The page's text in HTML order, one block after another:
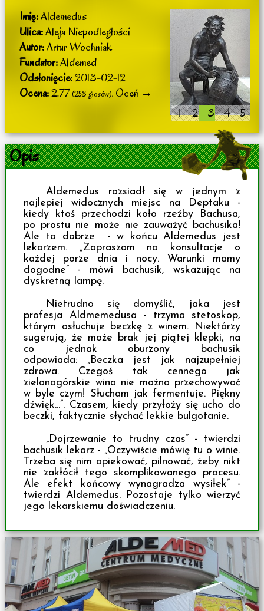
1 2 3 4 5
Imię:Aldemedus
Ulica:Aleja Niepodległości
Autor:Artur Wochniak
Fundator:Aldemed
Odsłonięcie:2013-02-12
Ocena:2.77(253 głosów). Oceń →
Opis
Aldemedus rozsiadł się w jednym z
najlepiej widocznych miejsc na Deptaku -
kiedy ktoś przechodzi koło rzeźby Bachusa,
po prostu nie może nie zauważyć bachusika!
Ale to dobrze - w końcu Aldemedus jest
lekarzem. „Zapraszam na konsultacje o
każdej porze dnia i nocy. Warunki mamy
dogodne” - mówi bachusik, wskazując na
dyskretną lampę.
Nietrudno się domyślić, jaka jest
profesja Aldmemedusa - trzyma stetoskop,
którym osłuchuje beczkę z winem. Niektórzy
sugerują, że może brak jej piątej klepki, na
co jednak oburzony bachusik
odpowiada: „Beczka jest jak najzupełniej
zdrowa. Czegoś tak cennego jak
zielonogórskie wino nie można przechowywać
w byle czym! Słucham jak fermentuje. Piękny
dźwięk...”. Czasem, kiedy przyłoży się ucho do
beczki, faktycznie słychać lekkie bulgotanie.
„Dojrzewanie to trudny czas” - twierdzi
bachusik lekarz - „Oczywiście mówię tu o winie.
Trzeba się nim opiekować, pilnować, żeby nikt
nie zakłócił tego skomplikowanego procesu.
Ale efekt końcowy wynagradza wysiłek” -
twierdzi Aldemedus. Pozostaje tylko wierzyć
jego lekarskiemu doświadczeniu.